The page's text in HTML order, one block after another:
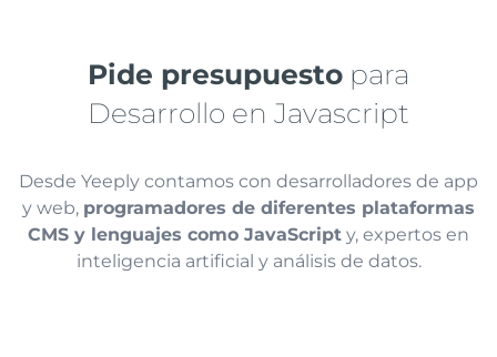
Pide presupuesto para
Desarrollo en Javascript
Desde Yeeply contamos con desarrolladores de app
y web, programadores de diferentes plataformas
CMS y lenguajes como JavaScript y, expertos en
inteligencia artificial y análisis de datos.